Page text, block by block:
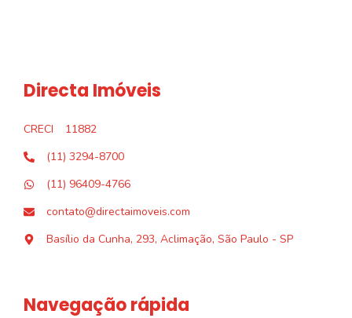
Directa Imóveis
CRECI
11882
(11) 3294-8700
(11) 96409-4766
contato@directaimoveis.com
Basílio da Cunha, 293, Aclimação, São Paulo - SP
Navegação rápida